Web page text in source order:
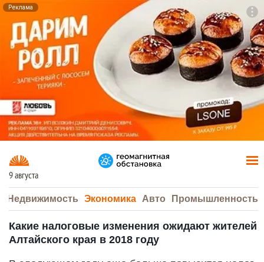
Реклама
9 августа
Недвижимость Экономика Авто Промышленность
Какие налоговые изменения ожидают жителей
Алтайского края в 2018 году